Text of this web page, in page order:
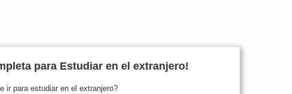
para Estudiar en el extranjero!
ir para estudiar en el extranjero?